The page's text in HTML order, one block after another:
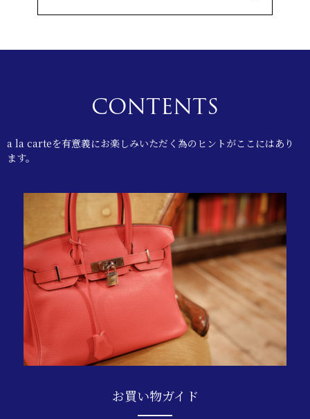
CONTENTS
a la carteを有意義にお楽しみいただく為のヒントがここにはあり
ます。
お買い物ガイド